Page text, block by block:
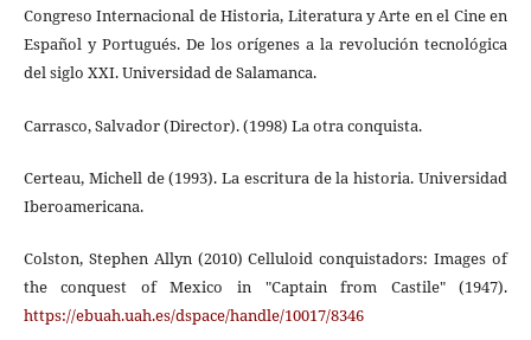
Congreso Internacional de Historia, Literatura y Arte en el Cine en
Español y Portugués. De los orígenes a la revolución tecnológica
del siglo XXI. Universidad de Salamanca.
Carrasco, Salvador (Director). (1998) La otra conquista.
Certeau, Michell de (1993). La escritura de la historia. Universidad
Iberoamericana.
Colston, Stephen Allyn (2010) Celluloid conquistadors: Images of
the conquest of Mexico in "Captain from Castile" (1947).
https://ebuah.uah.es/dspace/handle/10017/8346